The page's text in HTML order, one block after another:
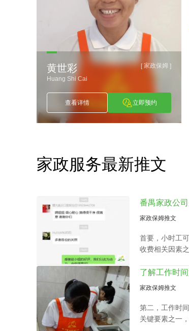
[ 家政保姆 ]
黄世彩
Huang Shi Cai
查看详情 立即预约
家政服务最新推文
家政保姆推文
首要，小时工
收费相关因素
时工收费都是
家政保姆推文
第二，工作时
关键要素之一